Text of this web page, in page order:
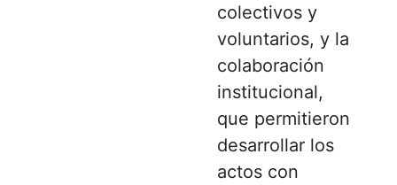
colectivos y
voluntarios, y la
colaboración
institucional,
que permitieron
desarrollar los
actos con